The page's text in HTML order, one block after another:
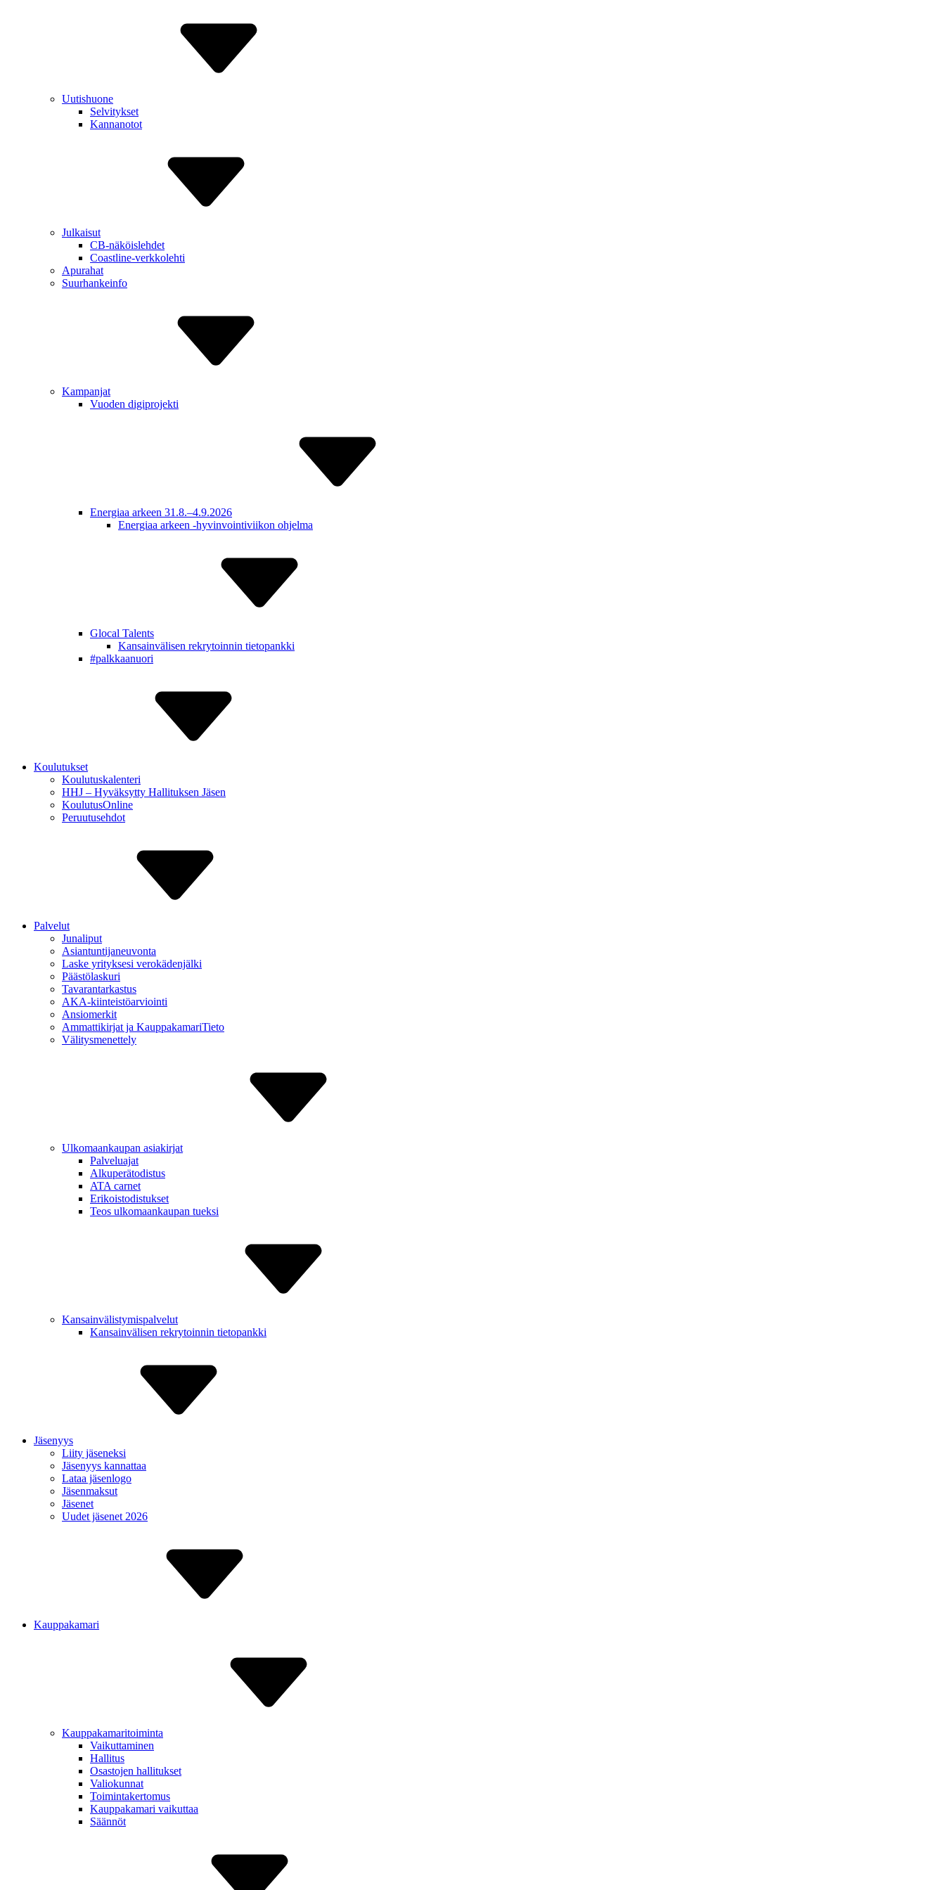
Uutishuone
Selvitykset
Kannanotot
Julkaisut
CB-näköislehdet
Coastline-verkkolehti
Apurahat
Suurhankeinfo
Kampanjat
Vuoden digiprojekti
Energiaa arkeen 31.8.–4.9.2026
Energiaa arkeen -hyvinvointiviikon ohjelma
Glocal Talents
Kansain­välisen rekry­toinnin tietopankki
#palkkaa­nuori
Koulutukset
Koulutuskalenteri
HHJ – Hyväksytty Hallituksen Jäsen
Koulutus­Online
Peruutus­ehdot
Palvelut
Junaliput
Asiantuntija­neuvonta
Laske yrityksesi verokäden­jälki
Päästölaskuri
Tavaran­tarkastus
AKA-kiinteistö­arviointi
Ansiomerkit
Ammattikirjat ja Kauppa­kamariTieto
Välitys­menettely
Ulkomaan­kaupan asiakirjat
Palveluajat
Alkuperä­todistus
ATA carnet
Erikois­todistukset
Teos ulkomaan­kaupan tueksi
Kansain­välistymis­palvelut
Kansain­välisen rekry­toinnin tietopankki
Jäsenyys
Liity jäseneksi
Jäsenyys kannattaa
Lataa jäsenlogo
Jäsenmaksut
Jäsenet
Uudet jäsenet 2026
Kauppakamari
Kauppakamaritoiminta
Vaikut­taminen
Hallitus
Osastojen hallitukset
Valiokunnat
Toiminta­kertomus
Kauppa­kamari vaikuttaa
Säännöt